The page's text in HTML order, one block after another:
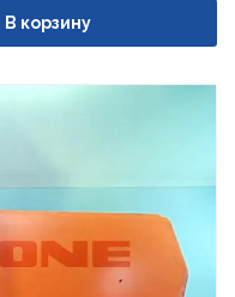
В корзину